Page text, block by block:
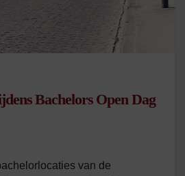
Bachelors Open Dag
van de